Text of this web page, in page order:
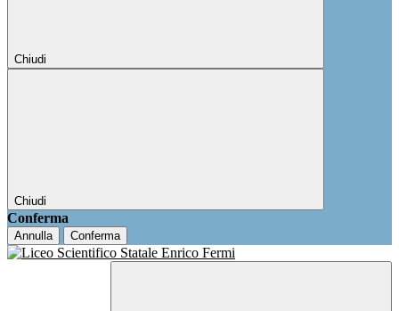
Chiudi
Chiudi
Conferma
Annulla Conferma